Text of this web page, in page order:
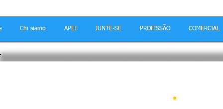
Chi siamo APEI JUNTE-SE PROFISSÃO COMERCIAL